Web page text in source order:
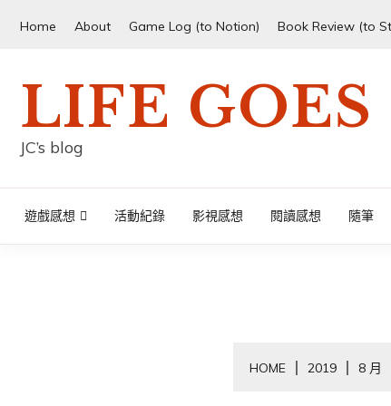
Home About Game Log (to Notion) Book Review (to
LIFE GOES
JC’s blog
遊戲感想 活動紀錄 影視感想 閱讀感想 隨筆
HOME 2019 8 月